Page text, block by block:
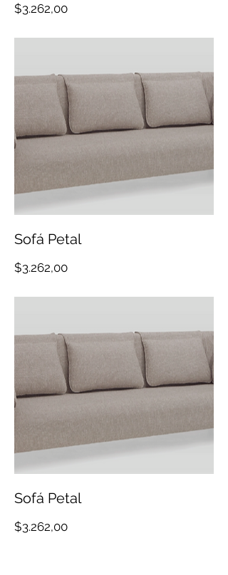
$3.262,00Precio
Sofá Petal
$3.262,00Precio
Sofá Petal
$3.262,00Precio